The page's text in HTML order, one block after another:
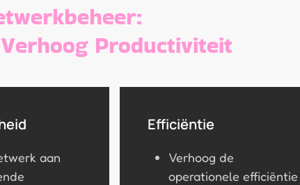
Productiviteit
aan
Efficiëntie
Verhoog de
operationele efficiëntie